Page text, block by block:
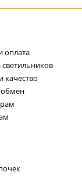
оплата
светильников
качество
обмен